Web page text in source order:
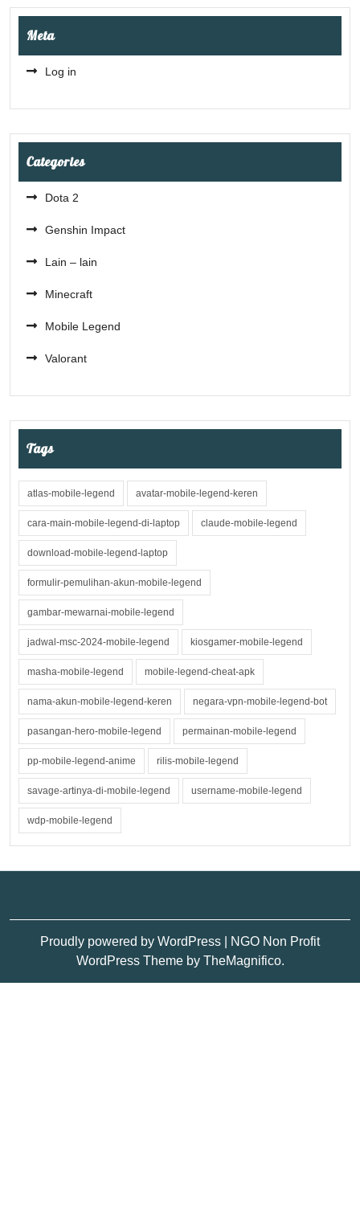
Meta
Log in
Categories
Dota 2
Genshin Impact
Lain – lain
Minecraft
Mobile Legend
Valorant
Tags
atlas-mobile-legend avatar-mobile-legend-keren
cara-main-mobile-legend-di-laptop claude-mobile-legend
download-mobile-legend-laptop
formulir-pemulihan-akun-mobile-legend
gambar-mewarnai-mobile-legend
jadwal-msc-2024-mobile-legend kiosgamer-mobile-legend
masha-mobile-legend mobile-legend-cheat-apk
nama-akun-mobile-legend-keren negara-vpn-mobile-legend-bot
pasangan-hero-mobile-legend permainan-mobile-legend
pp-mobile-legend-anime rilis-mobile-legend
savage-artinya-di-mobile-legend username-mobile-legend
wdp-mobile-legend
Proudly powered by WordPress
NGO Non Profit
WordPress Theme by TheMagnifico.